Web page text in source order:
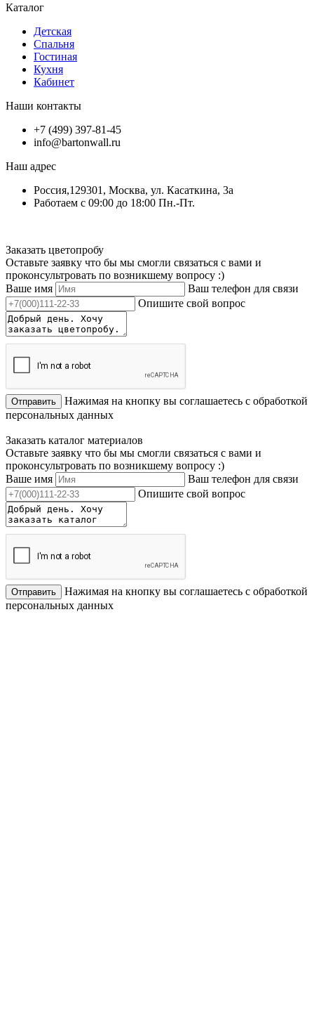
Каталог
Детская
Спальня
Гостиная
Кухня
Кабинет
Наши контакты
+7 (499) 397-81-45
info@bartonwall.ru
Наш адрес
Россия,129301, Москва, ул. Касаткина, 3а
Работаем с 09:00 до 18:00 Пн.-Пт.
Заказать цветопробу
Оставьте заявку что бы мы смогли связаться с вами и
проконсультровать по возникшему вопросу :)
Ваше имя
Ваш телефон для связи
Опишите свой вопрос
Отправить
Нажимая на кнопку вы соглашаетесь с обработкой
персональных данных
Заказать каталог материалов
Оставьте заявку что бы мы смогли связаться с вами и
проконсультровать по возникшему вопросу :)
Ваше имя
Ваш телефон для связи
Опишите свой вопрос
Отправить
Нажимая на кнопку вы соглашаетесь с обработкой
персональных данных